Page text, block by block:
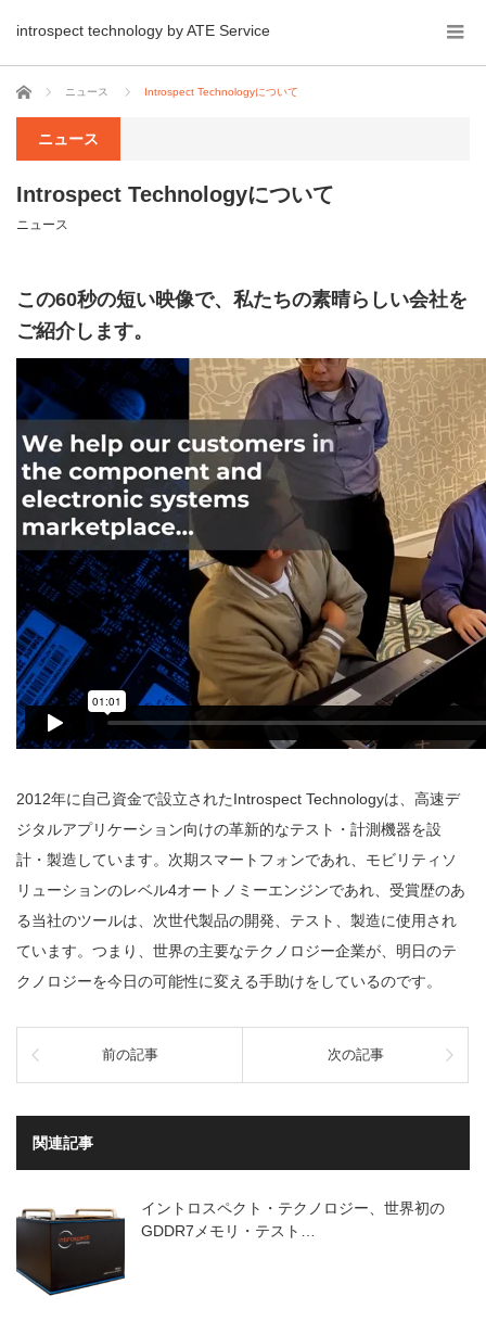
introspect technology by ATE Service
ホーム ニュース Introspect Technologyについて
ニュース
Introspect Technologyについて
ニュース
この60秒の短い映像で、私たちの素晴らしい会社を
ご紹介します。
2012年に自己資金で設立されたIntrospect Technologyは、高速デ
ジタルアプリケーション向けの革新的なテスト・計測機器を設
計・製造しています。次期スマートフォンであれ、モビリティソ
リューションのレベル4オートノミーエンジンであれ、受賞歴のあ
る当社のツールは、次世代製品の開発、テスト、製造に使用され
ています。つまり、世界の主要なテクノロジー企業が、明日のテ
クノロジーを今日の可能性に変える手助けをしているのです。
前の記事 次の記事
関連記事
イントロスペクト・テクノロジー、世界初の
GDDR7メモリ・テスト…